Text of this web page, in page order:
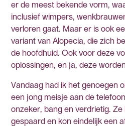
er de meest bekende vorm,
inclusief wimpers,
verloren gaat. Maar er is ook
variant van Alopecia, die zich
de hoofdhuid. Ook voor deze
oplossingen, en ja, deze
Vandaag had ik het genoegen
een jong meisje aan de
onzeker, bang en verdrietig.
gespaard en kon eindelijk een